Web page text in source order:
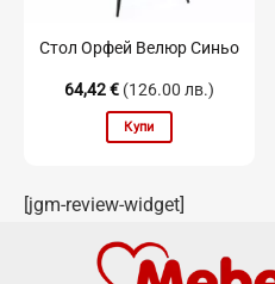
Стол Орфей Велюр Синьо
64,42€ (126.00 лв.)
Купи
[jgm-review-widget]